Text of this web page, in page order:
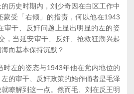
史时期内，刘少奇因在白区工作中
蒙受「右倾」的指责，何以他在1943
审干、反奸问题上显出明显的左的姿
，当延安审干、反奸、抢救狂潮兴起
而基本保持沉默？
左的姿态与1943年他在党内地位的
的审干、反奸政策的始作俑者是毛泽
瞭解到这一点。然而毛、刘在反王明